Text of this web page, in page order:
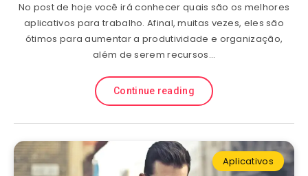
No post de hoje você irá conhecer quais são os melhores
aplicativos para trabalho. Afinal, muitas vezes, eles são
ótimos para aumentar a produtividade e organização,
além de serem recursos…
Continue reading
Aplicativos